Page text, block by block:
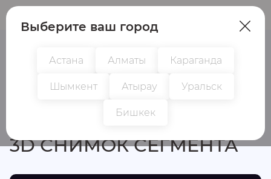
3D СНИМОК СЕГМЕНТА
Выберите ваш город
Астана Алматы Караганда
Шымкент Атырау Уральск
Бишкек